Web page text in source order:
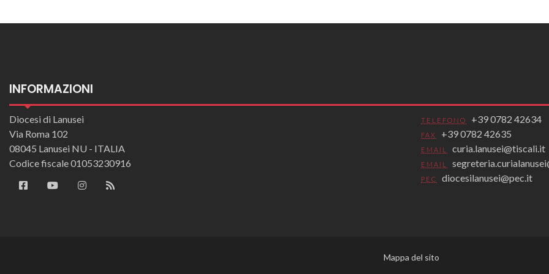
INFORMAZIONI
Diocesi di Lanusei
Via Roma 102
08045 Lanusei NU - ITALIA
Codice fiscale 01053230916
TELEFONO +39 0782 42634
FAX +39 0782 42635
EMAIL curia.lanusei@tiscali.it
EMAIL
PEC diocesilanusei@pec.it
Mappa del sito